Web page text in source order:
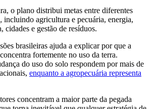
o plano distribui metas entre diferentes
incluindo agricultura e pecuária, energia,
cidades e gestão de resíduos.
brasileiras ajuda a explicar por que a
fortemente no uso da terra.
do uso do solo respondem por mais de
enquanto a agropecuária representa
concentram a maior parte da pegada